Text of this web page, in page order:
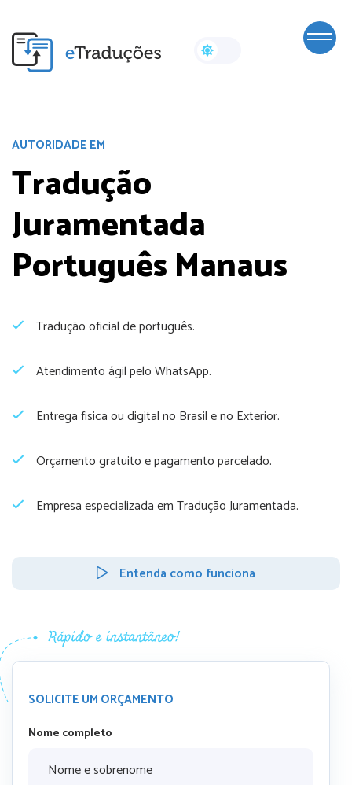
AUTORIDADE EM
Tradução
Juramentada
Português Manaus
Tradução oficial de português.
Atendimento ágil pelo WhatsApp.
Entrega física ou digital no Brasil e no Exterior.
Orçamento gratuito e pagamento parcelado.
Empresa especializada em Tradução Juramentada.
Entenda como funciona
SOLICITE UM ORÇAMENTO
Nome completo